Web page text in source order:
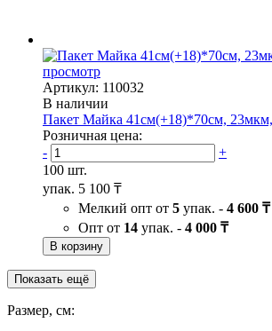
просмотр
Артикул: 110032
В наличии
Пакет Майка 41см(+18)*70см,
Розничная цена:
-
+
100 шт.
упак. 5 100 ₸
Мелкий опт от 5 упак. - 4 600 ₸
Опт от 14 упак. - 4 000 ₸
В корзину
Показать ещё
Размер, см: